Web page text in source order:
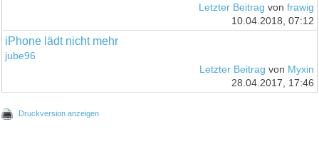
Letzter Beitrag von frawig
10.04.2018, 07:12
iPhone lädt nicht mehr
jube96
Letzter Beitrag von Myxin
28.04.2017, 17:46
Druckversion anzeigen